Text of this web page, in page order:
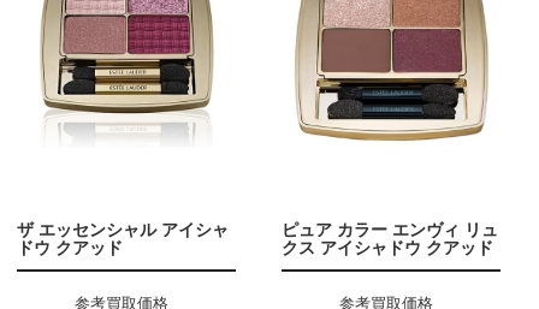
ザ エッセンシャル アイシャ
ドウ クアッド
参考買取価格
ピュア カラー エンヴィ リュ
クス アイシャドウ クアッド
参考買取価格